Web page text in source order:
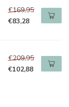
€169,95
€83,28
€209,95
€102,88